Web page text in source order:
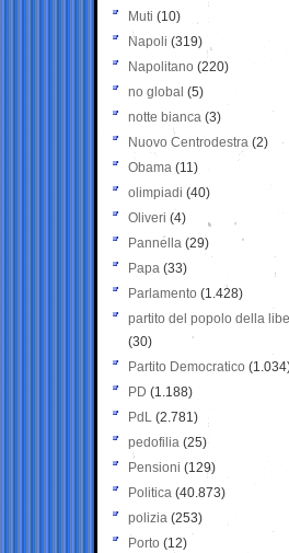
Muti (10)
Napoli (319)
Napolitano (220)
no global (5)
notte bianca (3)
Nuovo Centrodestra (2)
Obama (11)
olimpiadi (40)
Oliveri (4)
Pannella (29)
Papa (33)
Parlamento (1.428)
partito del popolo della
(30)
Partito Democratico
PD (1.188)
PdL (2.781)
pedofilia (25)
Pensioni (129)
Politica (40.873)
polizia (253)
Porto (12)